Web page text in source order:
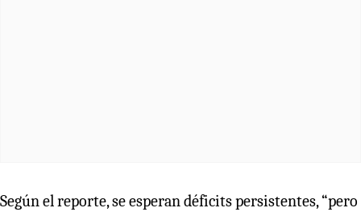
Según el reporte, se esperan déficits persistentes, “pero